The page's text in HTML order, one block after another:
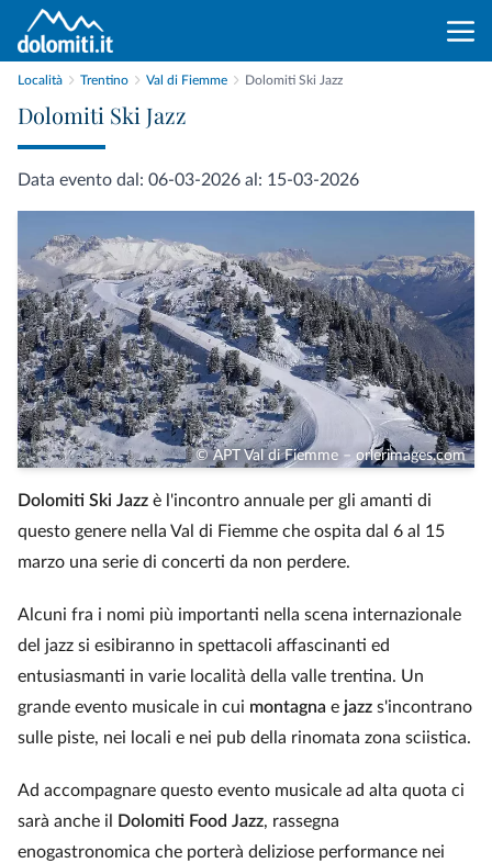
Località Trentino Val di Fiemme Dolomiti Ski Jazz
Dolomiti Ski Jazz
Data evento dal: 06-03-2026 al: 15-03-2026
© APT Val di Fiemme – orlerimages.com
Dolomiti Ski Jazz è l'incontro annuale per gli amanti di
questo genere nella Val di Fiemme che ospita dal 6 al 15
marzo una serie di concerti da non perdere.
Alcuni fra i nomi più importanti nella scena internazionale
del jazz si esibiranno in spettacoli affascinanti ed
entusiasmanti in varie località della valle trentina. Un
grande evento musicale in cui montagna e jazz s'incontrano
sulle piste, nei locali e nei pub della rinomata zona sciistica.
Ad accompagnare questo evento musicale ad alta quota ci
sarà anche il
Dolomiti Food Jazz, rassegna
enogastronomica che porterà deliziose performance nei